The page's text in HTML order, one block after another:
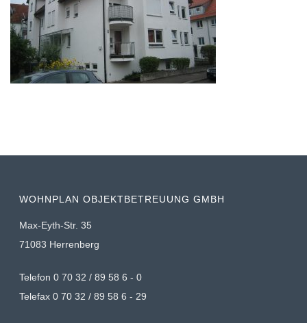
WOHNPLAN OBJEKTBETREUUNG GMBH
Max-Eyth-Str. 35
71083 Herrenberg
Telefon 0 70 32 / 89 58 6 - 0
Telefax 0 70 32 / 89 58 6 - 29